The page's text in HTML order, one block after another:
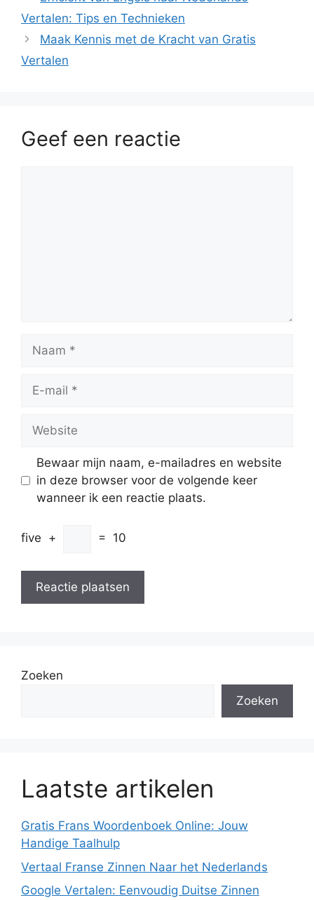
Vertalen: Tips en Technieken
Maak Kennis met de Kracht van Gratis
Vertalen
Geef een reactie
Naam
Website
Bewaar mijn naam, e-mailadres en website
in deze browser voor de volgende keer
wanneer ik een reactie plaats.
five + = 10
Zoeken
Zoeken
Laatste artikelen
Gratis Frans Woordenboek Online: Jouw
Handige Taalhulp
Vertaal Franse Zinnen Naar het Nederlands
Google Vertalen: Eenvoudig Duitse Zinnen